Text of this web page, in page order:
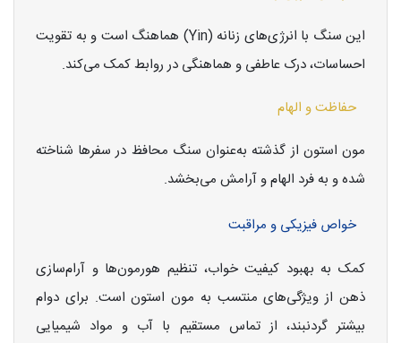
این سنگ با انرژی‌های زنانه (Yin) هماهنگ است و به تقویت
احساسات، درک عاطفی و هماهنگی در روابط کمک می‌کند.
حفاظت و الهام
مون استون از گذشته به‌عنوان سنگ محافظ در سفرها شناخته
شده و به فرد الهام و آرامش می‌بخشد.
خواص فیزیکی و مراقبت
کمک به بهبود کیفیت خواب، تنظیم هورمون‌ها و آرام‌سازی
ذهن از ویژگی‌های منتسب به مون استون است. برای دوام
بیشتر گردنبند، از تماس مستقیم با آب و مواد شیمیایی